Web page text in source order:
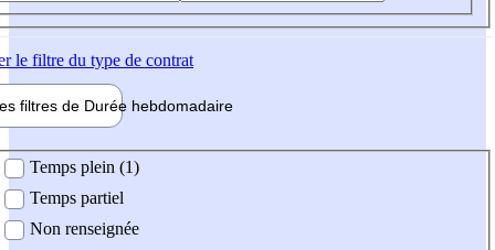
le filtre du type de contrat
filtres de Durée hebdomadaire
Temps plein (1)
Temps partiel
Non renseignée